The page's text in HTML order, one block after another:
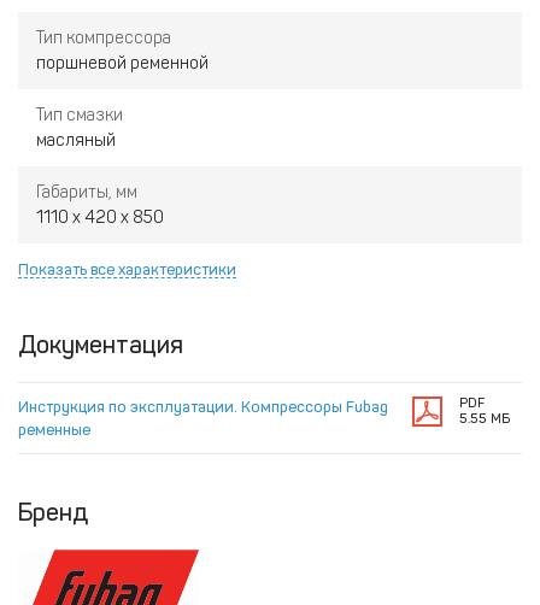
Тип компрессора
поршневой ременной
Тип смазки
масляный
Габариты, мм
1110 x 420 x 850
Показать все характеристики
Документация
Инструкция по эксплуатации. Компрессоры Fubag
ременные
PDF
5.55 МБ
Бренд